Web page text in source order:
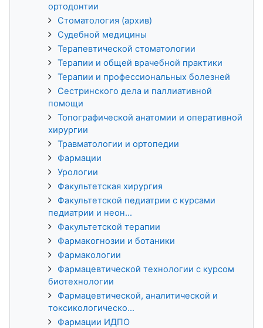
ортодонтии
Стоматология (архив)
Судебной медицины
Терапевтической стоматологии
Терапии и общей врачебной практики
Терапии и профессиональных болезней
Сестринского дела и паллиативной
помощи
Топографической анатомии и оперативной
хирургии
Травматологии и ортопедии
Фармации
Урологии
Факультетская хирургия
Факультетской педиатрии с курсами
педиатрии и неон...
Факультетской терапии
Фармакогнозии и ботаники
Фармакологии
Фармацевтической технологии с курсом
биотехнологии
Фармацевтической, аналитической и
токсикологическо...
Фармации ИДПО